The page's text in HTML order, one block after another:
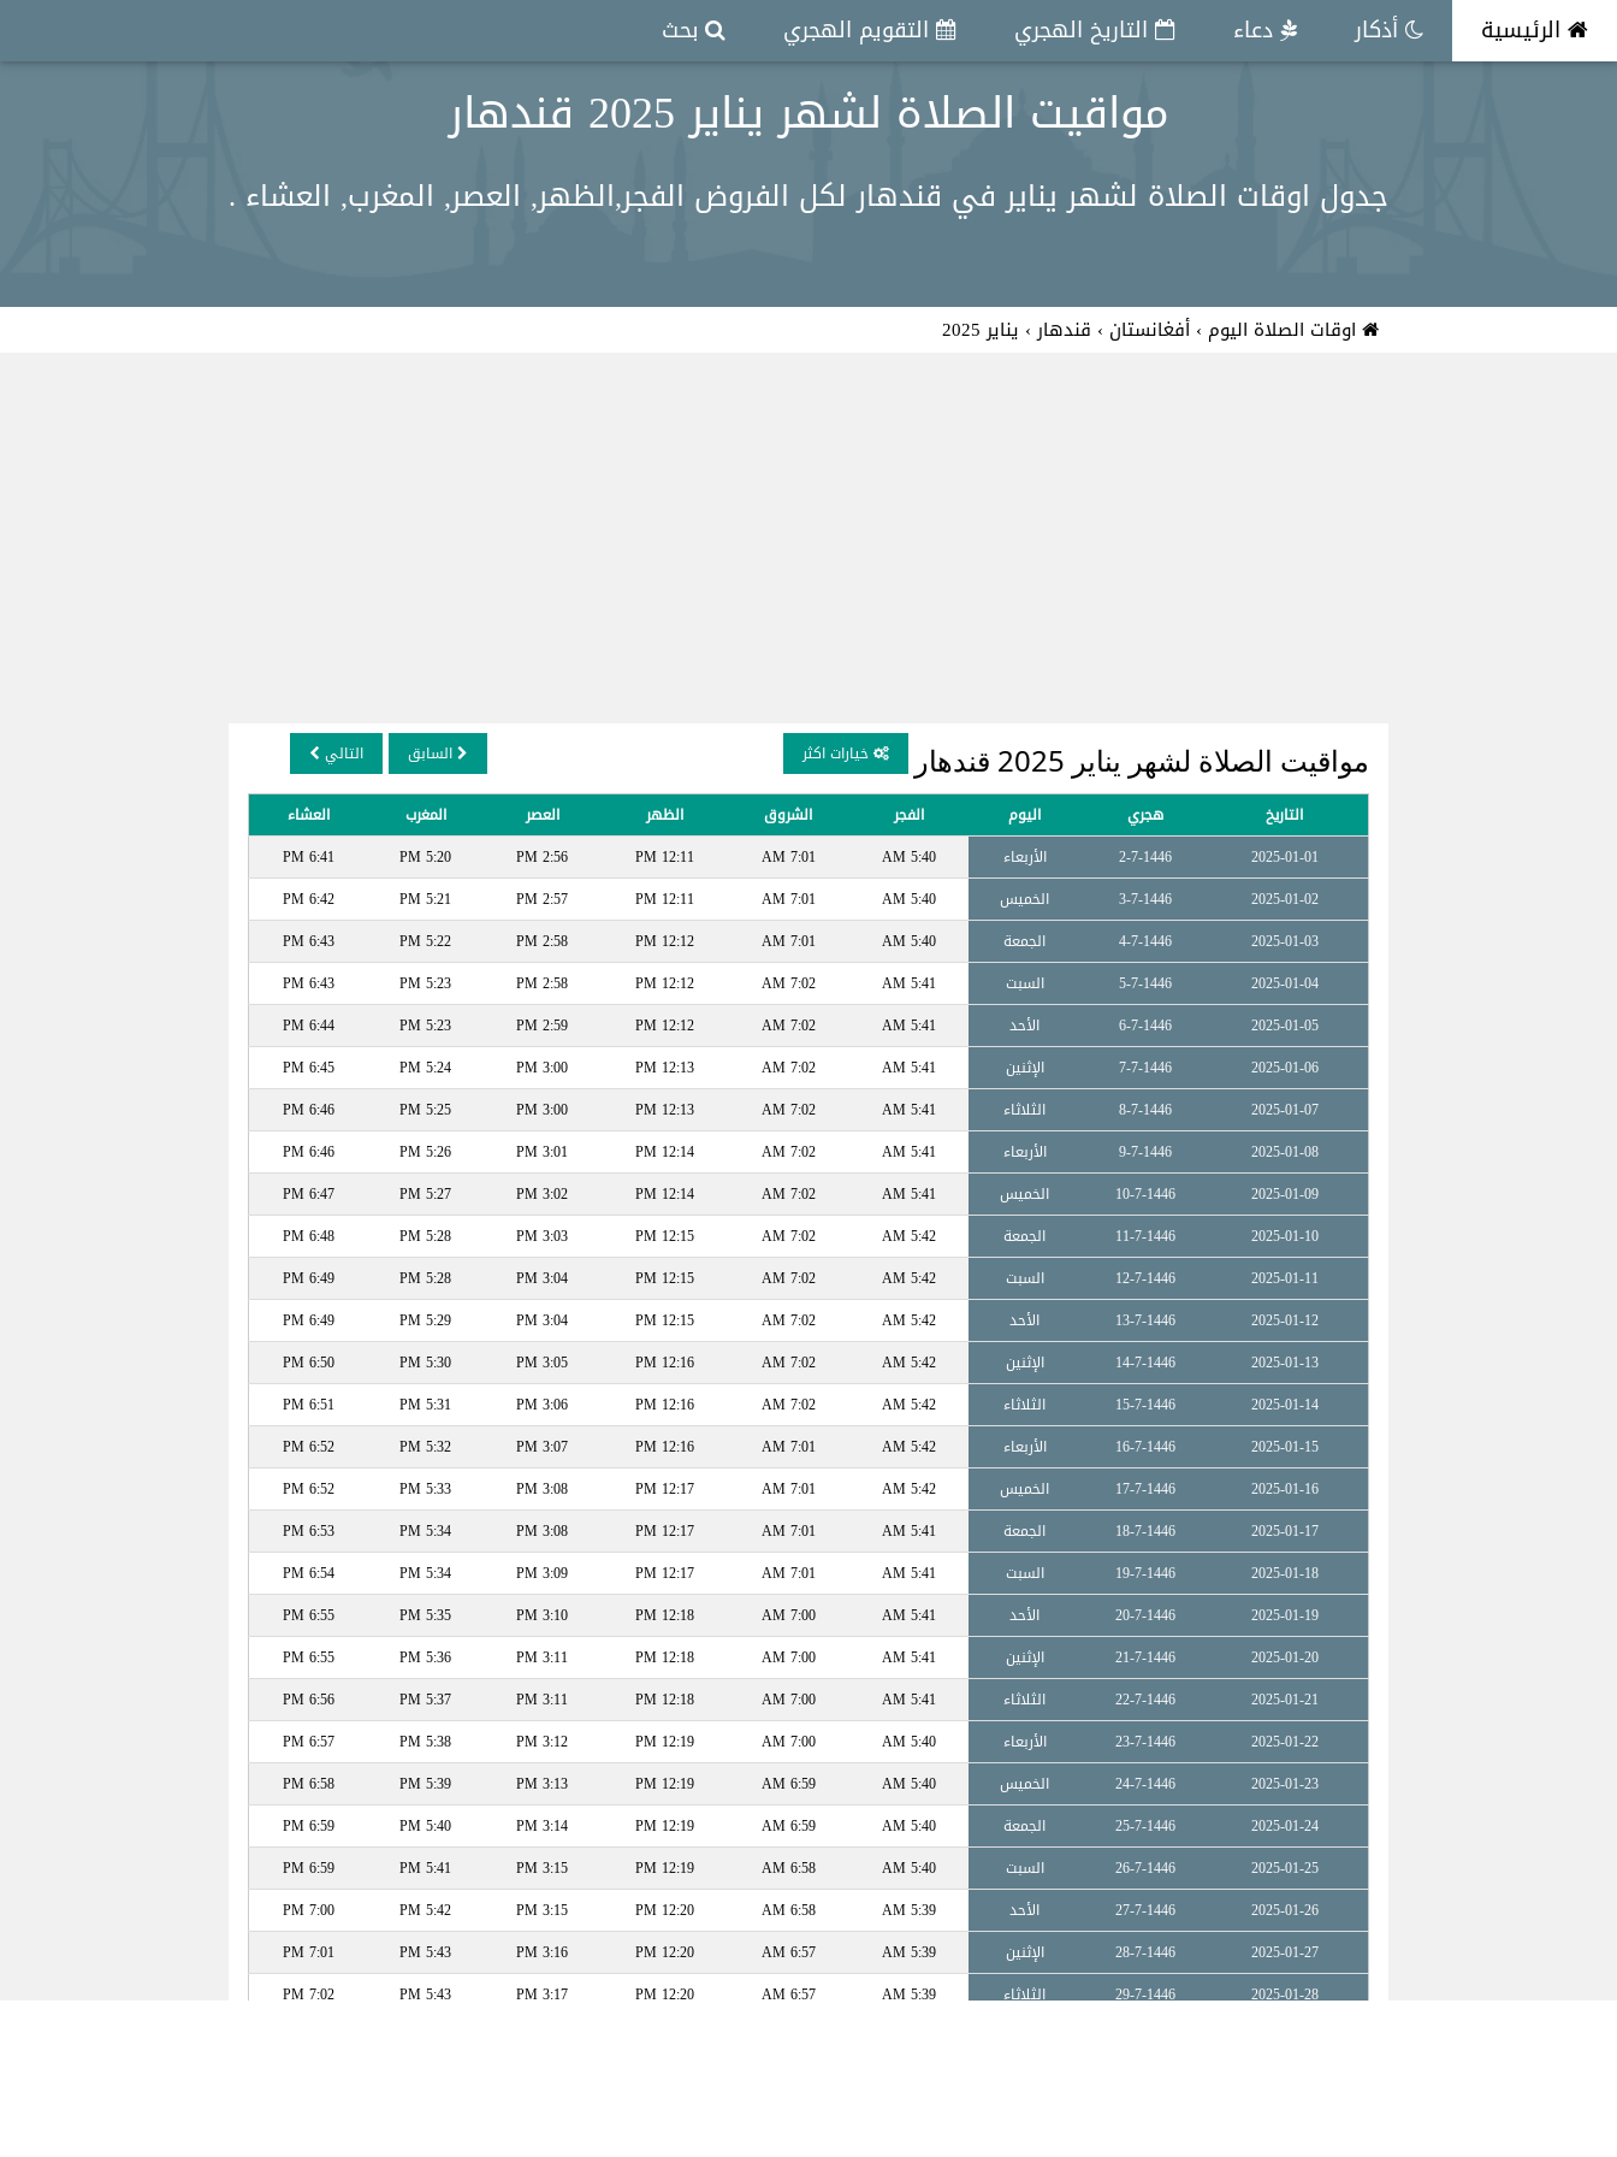
الرئيسية أذكار دعاء التاريخ الهجري التقويم الهجري بحث
مواقيت الصلاة لشهر يناير 2025 قندهار
جدول اوقات الصلاة لشهر يناير في قندهار لكل الفروض الفجر,الظهر, العصر, المغرب, العشاء .
اوقات الصلاة اليوم › أفغانستان › قندهار › يناير 2025
مواقيت الصلاة لشهر يناير 2025 قندهار خيارات اكثر السابق التالي
التاريخ هجري اليوم الفجر الشروق الظهر العصر المغرب
العشاء
2025-01-01
2-7-1446 الأربعاء 5:40 AM
7:01 AM
12:11 PM
2:56 PM
5:20 PM
6:41 PM
2025-01-02
3-7-1446 الخميس 5:40 AM
7:01 AM
12:11 PM
2:57 PM
5:21 PM
6:42 PM
2025-01-03
4-7-1446 الجمعة 5:40 AM
7:01 AM
12:12 PM
2:58 PM
5:22 PM
6:43 PM
2025-01-04
5-7-1446 السبت 5:41 AM
7:02 AM
12:12 PM
2:58 PM
5:23 PM
6:43 PM
2025-01-05
6-7-1446 الأحد 5:41 AM
7:02 AM
12:12 PM
2:59 PM
5:23 PM
6:44 PM
2025-01-06
7-7-1446 الإثنين 5:41 AM
7:02 AM
12:13 PM
3:00 PM
5:24 PM
6:45 PM
2025-01-07
8-7-1446 الثلاثاء 5:41 AM
7:02 AM
12:13 PM
3:00 PM
5:25 PM
6:46 PM
2025-01-08
9-7-1446 الأربعاء 5:41 AM
7:02 AM
12:14 PM
3:01 PM
5:26 PM
6:46 PM
2025-01-09
10-7-1446 الخميس 5:41 AM
7:02 AM
12:14 PM
3:02 PM
5:27 PM
6:47 PM
2025-01-10
11-7-1446 الجمعة 5:42 AM
7:02 AM
12:15 PM
3:03 PM
5:28 PM
6:48 PM
2025-01-11
12-7-1446 السبت 5:42 AM
7:02 AM
12:15 PM
3:04 PM
5:28 PM
6:49 PM
2025-01-12
13-7-1446 الأحد 5:42 AM
7:02 AM
12:15 PM
3:04 PM
5:29 PM
6:49 PM
2025-01-13
14-7-1446 الإثنين 5:42 AM
7:02 AM
12:16 PM
3:05 PM
5:30 PM
6:50 PM
2025-01-14
15-7-1446 الثلاثاء 5:42 AM
7:02 AM
12:16 PM
3:06 PM
5:31 PM
6:51 PM
2025-01-15
16-7-1446 الأربعاء 5:42 AM
7:01 AM
12:16 PM
3:07 PM
5:32 PM
6:52 PM
2025-01-16
17-7-1446 الخميس 5:42 AM
7:01 AM
12:17 PM
3:08 PM
5:33 PM
6:52 PM
2025-01-17
18-7-1446 الجمعة 5:41 AM
7:01 AM
12:17 PM
3:08 PM
5:34 PM
6:53 PM
2025-01-18
19-7-1446 السبت 5:41 AM
7:01 AM
12:17 PM
3:09 PM
5:34 PM
6:54 PM
2025-01-19
20-7-1446 الأحد 5:41 AM
7:00 AM
12:18 PM
3:10 PM
5:35 PM
6:55 PM
2025-01-20
21-7-1446 الإثنين 5:41 AM
7:00 AM
12:18 PM
3:11 PM
5:36 PM
6:55 PM
2025-01-21
22-7-1446 الثلاثاء 5:41 AM
7:00 AM
12:18 PM
3:11 PM
5:37 PM
6:56 PM
2025-01-22
23-7-1446 الأربعاء 5:40 AM
7:00 AM
12:19 PM
3:12 PM
5:38 PM
6:57 PM
2025-01-23
24-7-1446 الخميس 5:40 AM
6:59 AM
12:19 PM
3:13 PM
5:39 PM
6:58 PM
2025-01-24
25-7-1446 الجمعة 5:40 AM
6:59 AM
12:19 PM
3:14 PM
5:40 PM
6:59 PM
2025-01-25
26-7-1446 السبت 5:40 AM
6:58 AM
12:19 PM
3:15 PM
5:41 PM
6:59 PM
2025-01-26
27-7-1446 الأحد 5:39 AM
6:58 AM
12:20 PM
3:15 PM
5:42 PM
7:00 PM
2025-01-27
28-7-1446 الإثنين 5:39 AM
6:57 AM
12:20 PM
3:16 PM
5:43 PM
7:01 PM
2025-01-28
29-7-1446 الثلاثاء 5:39 AM
6:57 AM
12:20 PM
3:17 PM
5:43 PM
7:02 PM